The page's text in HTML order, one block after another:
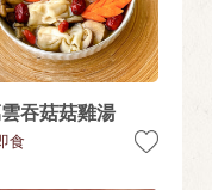
吞菇菇雞湯
食